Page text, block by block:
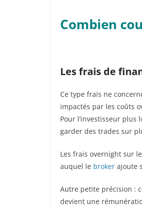
Combien
Les frais de
Ce type frais ne
impactés par les coûts
Pour l’investisseur plus
garder des trades sur
Les frais overnight sur
auquel le broker ajoute
Autre petite précision :
devient une